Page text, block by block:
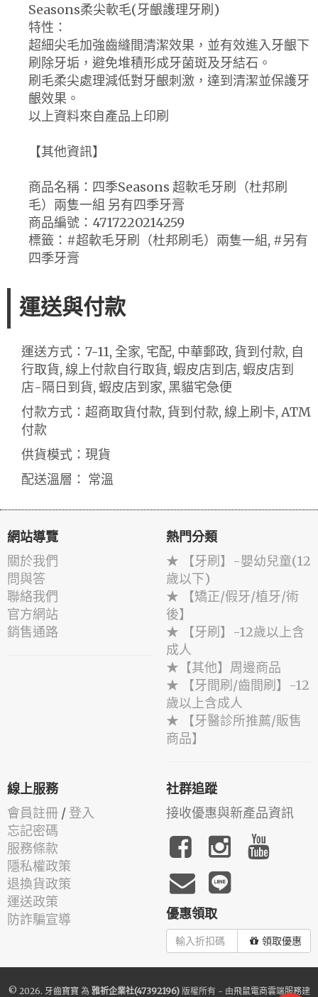
Seasons柔尖軟毛(牙齦護理牙刷)
特性：
超細尖毛加強齒縫間清潔效果，並有效進入牙齦下
刷除牙垢，避免堆積形成牙菌斑及牙結石。
刷毛柔尖處理減低對牙齦刺激，達到清潔並保護牙
齦效果。
以上資料來自產品上印刷
【其他資訊】
商品名稱：四季Seasons 超軟毛牙刷（杜邦刷
毛）兩隻一組 另有四季牙膏
商品編號：4717220214259
標籤：#超軟毛牙刷（杜邦刷毛）兩隻一組, #另有
四季牙膏
運送與付款
運送方式：7-11, 全家, 宅配, 中華郵政, 貨到付款, 自
行取貨, 線上付款自行取貨, 蝦皮店到店, 蝦皮店到
店-隔日到貨, 蝦皮店到家, 黑貓宅急便
付款方式：超商取貨付款, 貨到付款, 線上刷卡, ATM
付款
供貨模式：現貨
配送溫層： 常溫
網站導覽
關於我們
問與答
聯絡我們
官方網站
銷售通路
熱門分類
★ 【牙刷】-嬰幼兒童(12
歲以下)
★ 【矯正/假牙/植牙/術
後】
★ 【牙刷】-12歲以上含
成人
★【其他】周邊商品
★ 【牙間刷/齒間刷】-12
歲以上含成人
★ 【牙醫診所推薦/販售
商品】
線上服務
會員註冊 / 登入
忘記密碼
服務條款
隱私權政策
退換貨政策
運送政策
防詐騙宣導
社群追蹤
接收優惠與新產品資訊
優惠領取
領取優惠
© 2026. 牙齒寶寶 為 雅祈企業社(47392196)版權所有 - 由飛鼠電商雲端服務建